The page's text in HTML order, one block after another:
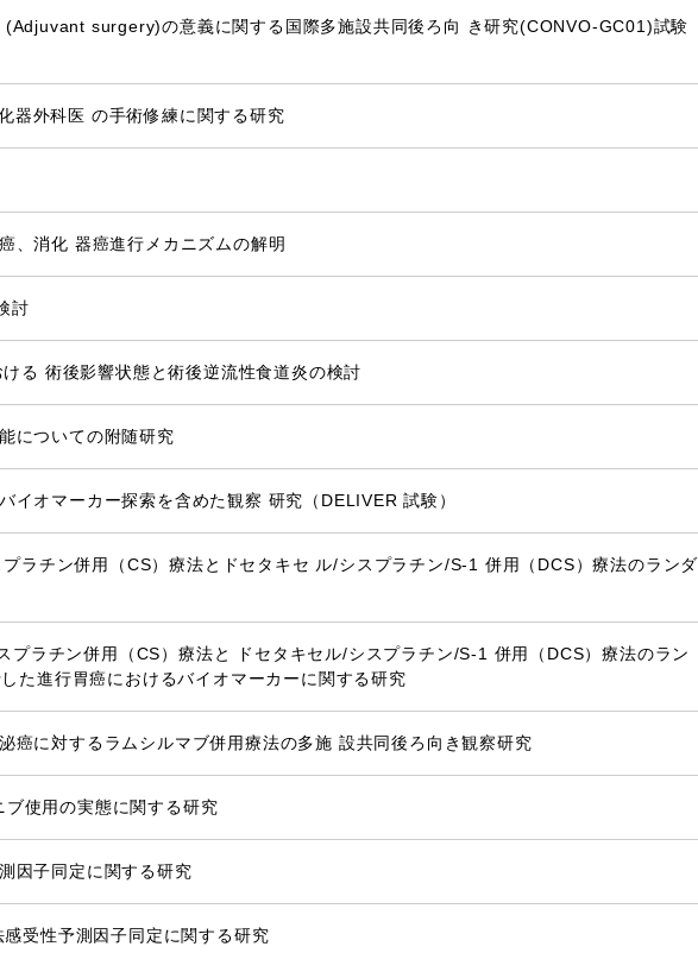
surgery)の意義に関する国際多施設共同後ろ向 き研究(CONVO-GC01)試験
外科医 の手術修練に関する研究
、消化 器癌進行メカニズムの解明
討
る 術後影響状態と術後逆流性食道炎の検討
についての附随研究
イオマーカー探索を含めた観察 研究（DELIVER 試験）
ラチン併用（CS）療法とドセタキセ ル/シスプラチン/S-1 併用（DCS）療法のランダ
プラチン併用（CS）療法と ドセタキセル/シスプラチン/S-1 併用（DCS）療法のラン
た進行胃癌におけるバイオマーカーに関する研究
癌に対するラムシルマブ併用療法の多施 設共同後ろ向き観察研究
使用の実態に関する研究
因子同定に関する研究
受性予測因子同定に関する研究